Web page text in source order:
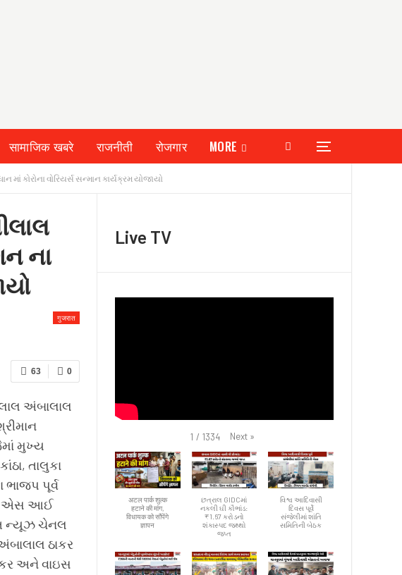
सामाजिक खबरे राजनीती रोजगार MORE
કોરોના વોરિયર્સ સન્માન કાર્યક્રમ યોજાયો
ના
गुजरात
0
63
અંબાલાલ
મુખ્ય
તાલુકા
ભાજપ પૂર્વ
એસ આઈ
ન્યૂઝ ચેનલ
ઠાકર
અને વાઇસ
Live TV
1 / 1334 Next »
अटल पार्क शुल्क
हटाने की मांग,
विधायक को सौंपेंगे
ज्ञापन
છત્રાલ GIDCમાં
નકલી ઘી કૌભાંડ:
₹1.67 કરોડનો
શંકાસ્પદ જથ્થો
જપ્ત
વિશ્વ આદિવાસી
દિવસ પૂર્વે
સંજેલીમાં શાંતિ
સમિતિની બેઠક